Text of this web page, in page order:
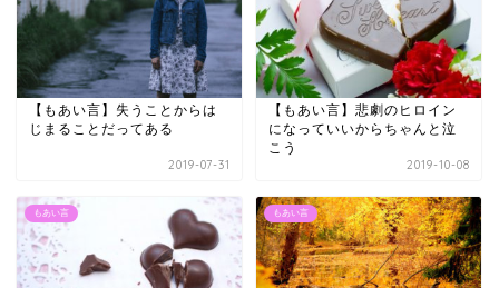
【もあい言】失うことからは
じまることだってある
2019-07-31
【もあい言】悲劇のヒロイン
になっていいからちゃんと泣
こう
2019-10-08
もあい言 もあい言